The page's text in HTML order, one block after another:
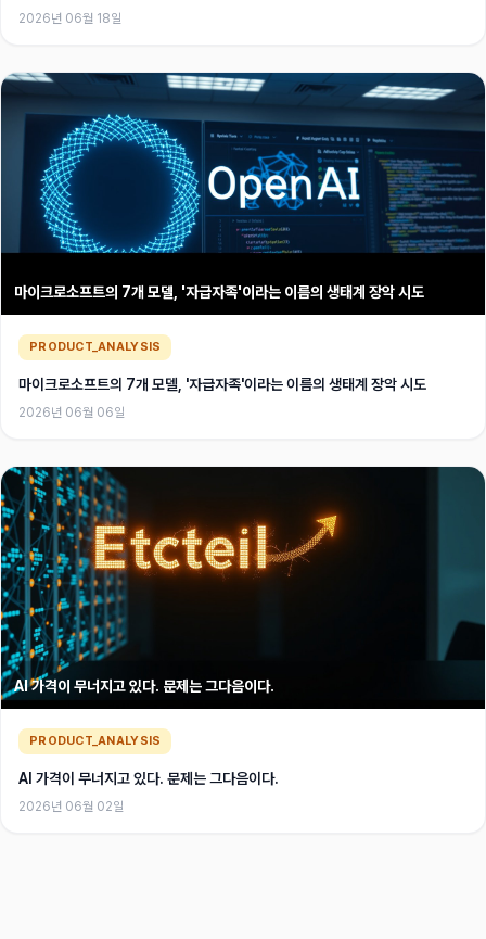
2026년 06월 18일
마이크로소프트의 7개 모델, '자급자족'이라는 이름의 생태계 장악 시도
PRODUCT_ANALYSIS
마이크로소프트의 7개 모델, '자급자족'이라는 이름의 생태계 장악 시도
2026년 06월 06일
AI 가격이 무너지고 있다. 문제는 그다음이다.
PRODUCT_ANALYSIS
AI 가격이 무너지고 있다. 문제는 그다음이다.
2026년 06월 02일